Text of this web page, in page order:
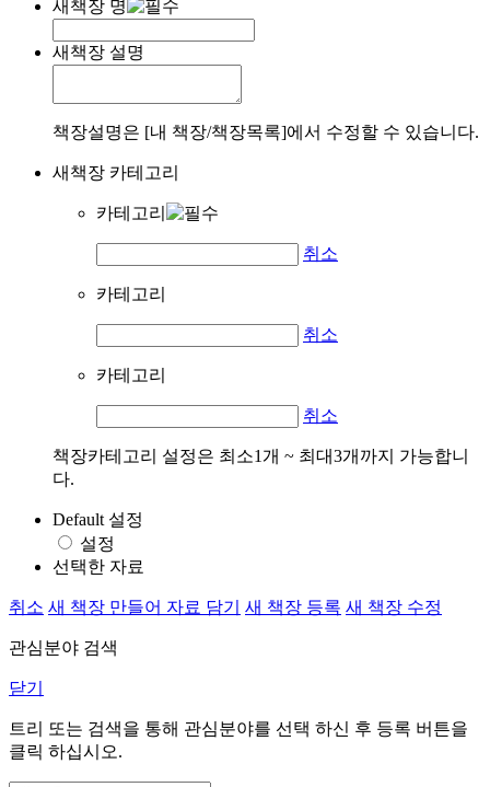
새책장 명
새책장 설명
책장설명은 [내 책장/책장목록]에서 수정할 수 있습니다.
새책장 카테고리
카테고리
취소
카테고리
취소
카테고리
취소
책장카테고리 설정은 최소1개 ~ 최대3개까지 가능합니
다.
Default 설정
설정
선택한 자료
취소 새 책장 만들어 자료 담기 새 책장 등록 새 책장 수정
관심분야 검색
닫기
트리 또는 검색을 통해 관심분야를 선택 하신 후 등록 버튼을
클릭 하십시오.